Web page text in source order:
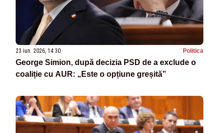
23 iun. 2026, 14:30 Politica
George Simion, după decizia PSD de a exclude o
coaliție cu AUR: „Este o opțiune greșită”